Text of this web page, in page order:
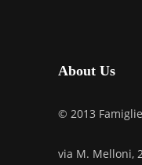
About Us
© 2013
via M. Melloni,